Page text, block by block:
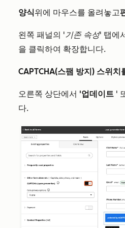
양식위에 마우스를 올려놓고
왼쪽 패널의 '기존 속성' 탭에
을 클릭하여 확장합니다.
CAPTCHA(스팸 방지) 스위치
오른쪽 상단에서 '업데이트 '
다.